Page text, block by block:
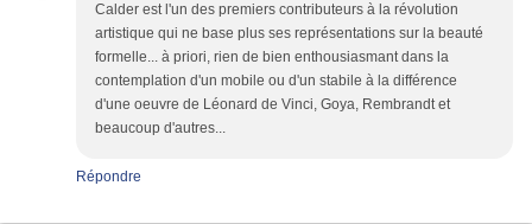
Calder est l'un des premiers contributeurs à la révolution
artistique qui ne base plus ses représentations sur la beauté
formelle... à priori, rien de bien enthousiasmant dans la
contemplation d'un mobile ou d'un stabile à la différence
d'une oeuvre de Léonard de Vinci, Goya, Rembrandt et
beaucoup d'autres...
Répondre